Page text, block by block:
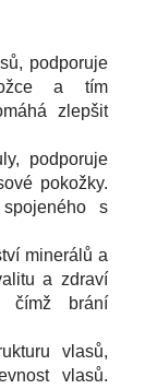
podporuje
a tím
zlepšit
podporuje
pokožky.
s
minerálů a
a zdraví
čímž brání
vlasů,
vlasů.